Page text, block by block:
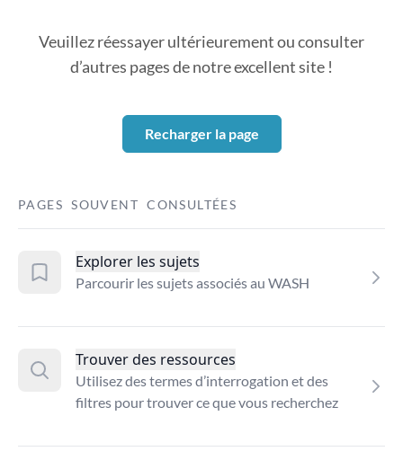
Veuillez réessayer ultérieurement ou consulter
d’autres pages de notre excellent site !
Recharger la page
PAGES SOUVENT CONSULTÉES
Explorer les sujets
Parcourir les sujets associés au WASH
Trouver des ressources
Utilisez des termes d’interrogation et des
filtres pour trouver ce que vous recherchez